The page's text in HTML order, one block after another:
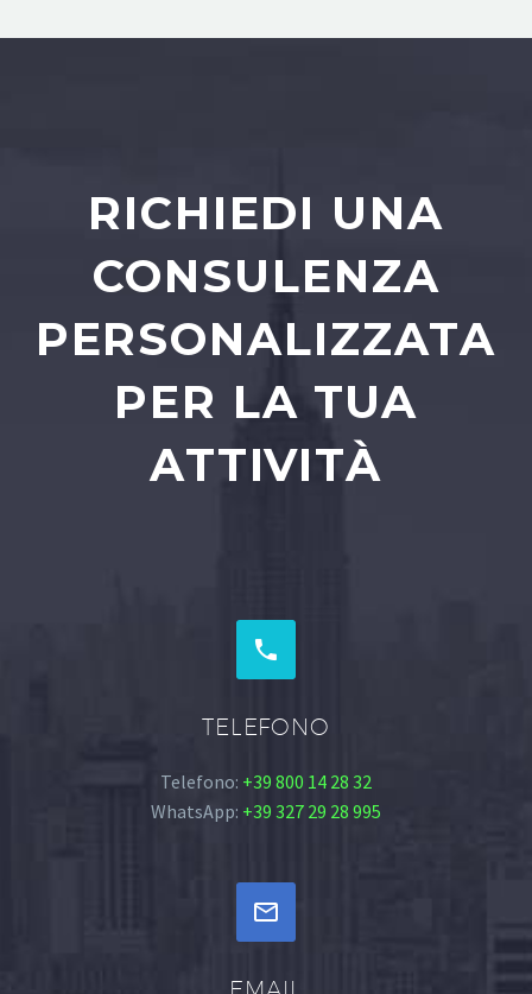
RICHIEDI UNA
CONSULENZA
PERSONALIZZATA
PER LA TUA
ATTIVITÀ


TELEFONO
Telefono: +39 800 14 28 32
WhatsApp: +39 327 29 28 995

